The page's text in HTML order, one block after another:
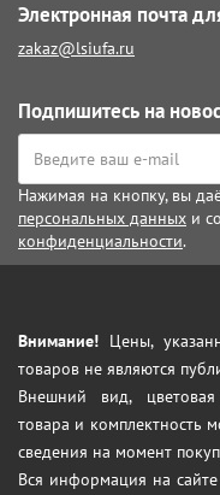
Электронная почта
zakaz@lsiufa.ru
Подпишитесь на
Нажимая на кнопку, вы
персональных данных и
конфиденциальности.
Внимание! Цены,
товаров не являются
Внешний вид, цветовая
товара и комплектность
сведения на момент
Вся информация на